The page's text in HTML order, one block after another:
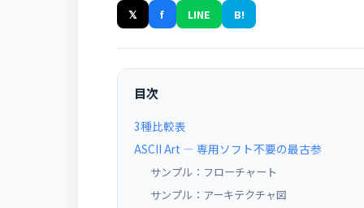
𝕏 f LINE B!
目次
3種比較表
ASCII Art — 専用ソフト不要の最古参
サンプル：フローチャート
サンプル：アーキテクチャ図